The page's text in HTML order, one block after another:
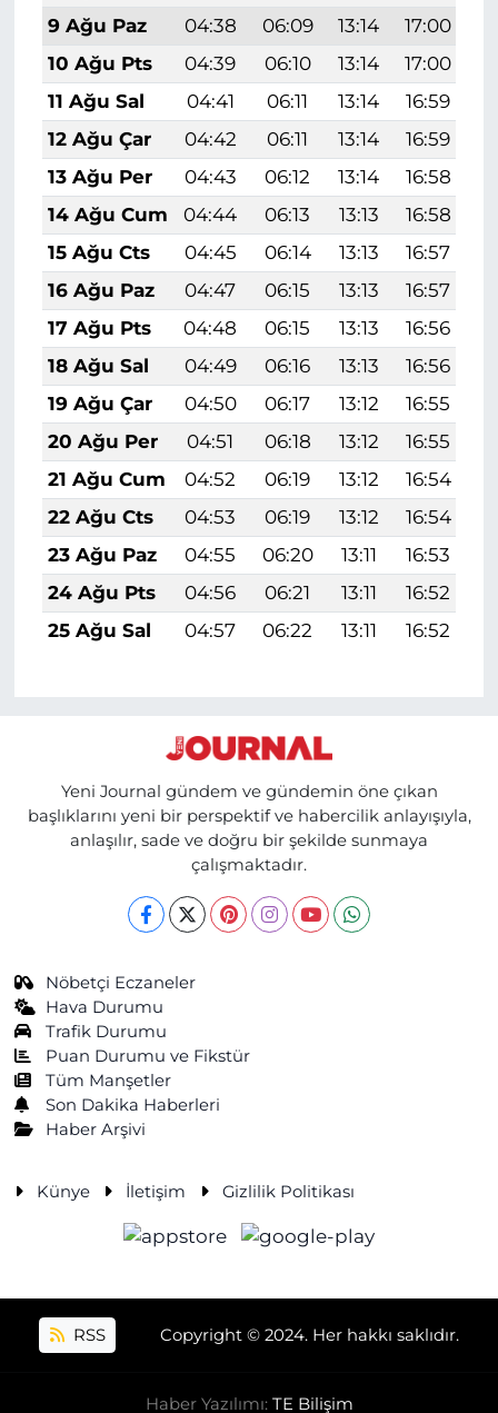
9 Ağu Paz
04:38 06:09 13:14 17:00
10 Ağu Pts
04:39 06:10 13:14 17:00
11 Ağu Sal
04:41 06:11 13:14 16:59
12 Ağu Çar
04:42 06:11 13:14 16:59
13 Ağu Per
04:43 06:12 13:14 16:58
14 Ağu Cum
04:44 06:13 13:13 16:58
15 Ağu Cts
04:45 06:14 13:13 16:57
16 Ağu Paz
04:47 06:15 13:13 16:57
17 Ağu Pts
04:48 06:15 13:13 16:56
18 Ağu Sal
04:49 06:16 13:13 16:56
19 Ağu Çar
04:50 06:17 13:12 16:55
20 Ağu Per
04:51 06:18 13:12 16:55
21 Ağu Cum
04:52 06:19 13:12 16:54
22 Ağu Cts
04:53 06:19 13:12 16:54
23 Ağu Paz
04:55 06:20 13:11 16:53
24 Ağu Pts
04:56 06:21 13:11 16:52
25 Ağu Sal
04:57 06:22 13:11 16:52
Yeni Journal gündem ve gündemin öne çıkan
başlıklarını yeni bir perspektif ve habercilik anlayışıyla,
anlaşılır, sade ve doğru bir şekilde sunmaya
çalışmaktadır.
Nöbetçi Eczaneler
Hava Durumu
Trafik Durumu
Puan Durumu ve Fikstür
Tüm Manşetler
Son Dakika Haberleri
Haber Arşivi
Künye İletişim Gizlilik Politikası
RSS Copyright © 2024. Her hakkı saklıdır.
Haber Yazılımı: TE Bilişim